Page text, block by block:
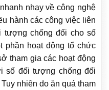
nhạy về công nghệ
hành các công việc liên
tượng chống đối cho số
phần hoạt động tổ chức
tham gia các hoạt động
số đối tượng chống đối
nhiên do ăn quá tham